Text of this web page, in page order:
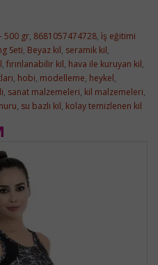
500 gr, 8681057474728, i̇ş eğitimi
Seti, Beyaz kil, seramik kil,
, fırınlanabilir kil, hava ile kuruyan kil,
, hobi, modelleme, heykel,
, sanat malzemeleri, kil malzemeleri,
, su bazlı kil, kolay temizlenen kil